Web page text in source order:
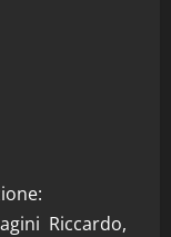
Riccardo,